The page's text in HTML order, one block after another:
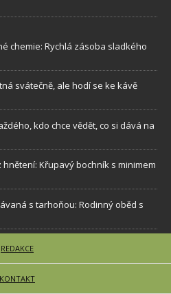
chemie: Rychlá zásoba sladkého
svátečně, ale hodí se ke kávě
kdo chce vědět, co si dává na
Křupavý bochník s minimem
s tarhoňou: Rodinný oběd s
REDAKCE
KONTAKT